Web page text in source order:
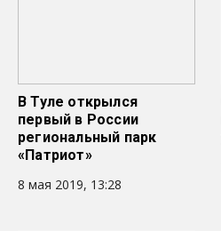
В Туле открылся
первый в России
региональный парк
«Патриот»
8 мая 2019, 13:28